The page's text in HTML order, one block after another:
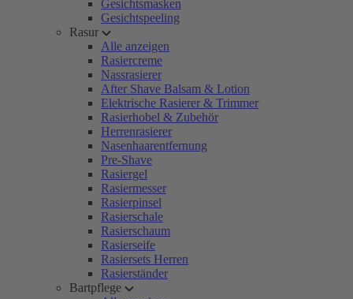
Gesichtsmasken
Gesichtspeeling
Rasur
Alle anzeigen
Rasiercreme
Nassrasierer
After Shave Balsam & Lotion
Elektrische Rasierer & Trimmer
Rasierhobel & Zubehör
Herrenrasierer
Nasenhaarentfernung
Pre-Shave
Rasiergel
Rasiermesser
Rasierpinsel
Rasierschale
Rasierschaum
Rasierseife
Rasiersets Herren
Rasierständer
Bartpflege